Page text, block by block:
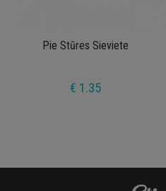
Pie Stūres Sieviete
€ 1.35